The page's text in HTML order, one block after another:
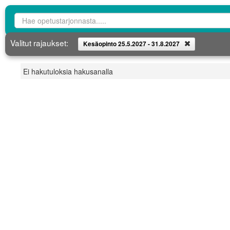
Opetustarjontahaku
Valitut rajaukset: Kesäopinto 25.5.2027 - 31.8.2027
Ei hakutuloksia hakusanalla